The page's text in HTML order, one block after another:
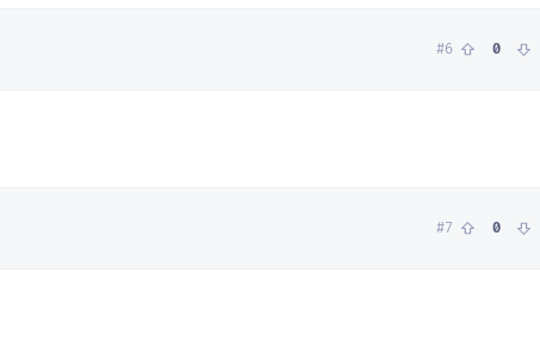
#6 0
#7 0